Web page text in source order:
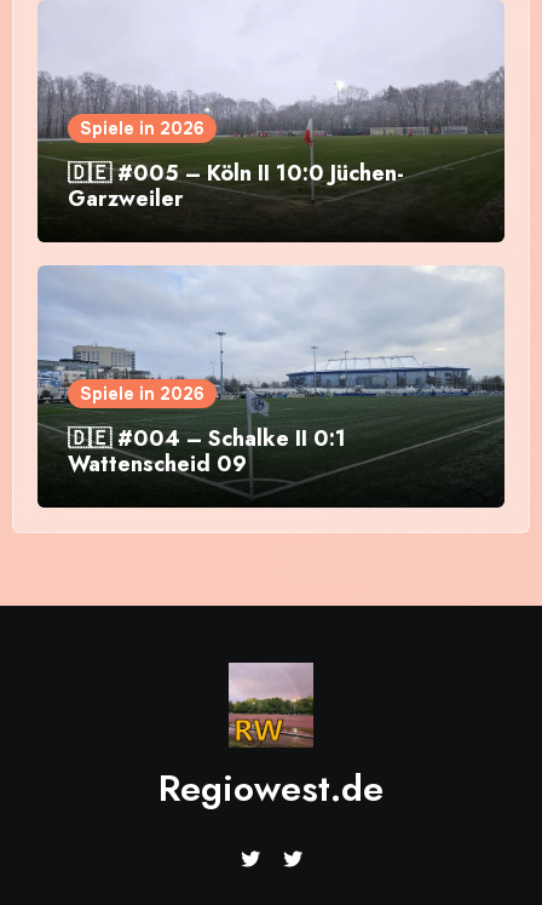
Spiele in 2026
🇩🇪 #005 – Köln II 10:0 Jüchen-
Garzweiler
Spiele in 2026
🇩🇪 #004 – Schalke II 0:1
Wattenscheid 09
Regiowest.de